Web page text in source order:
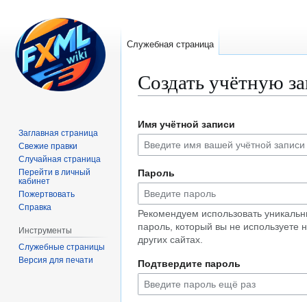
Создать учётную
к
навигации
к
поиску
Имя учётной записи
Пароль
Рекомендуем использовать
пароль, который вы не используете
других сайтах.
Подтвердите пароль
Служебная страница
Заглавная страница
Свежие правки
Случайная страница
Перейти в личный
кабинет
Пожертвовать
Справка
Инструменты
Служебные страницы
Версия для печати